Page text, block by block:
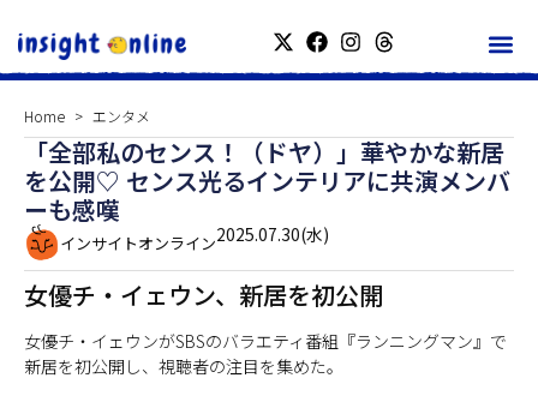
Home エンタメ
「全部私のセンス！（ドヤ）」華やかな新居
を公開♡ センス光るインテリアに共演メンバ
ーも感嘆
インサイトオンライン2025.07.30(水)
女優チ・イェウン、新居を初公開
女優チ・イェウンがSBSのバラエティ番組『ランニングマン』で
新居を初公開し、視聴者の注目を集めた。